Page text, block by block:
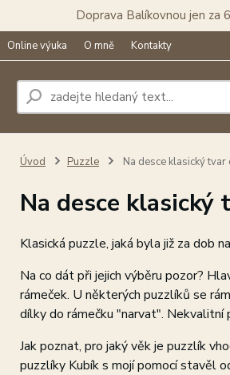
Doprava Balíkovnou jen za
Online výuka O mně Kontakty
Úvod Puzzle Na desce klasický tvar
Na desce klasický
Klasická puzzle, jaká byla již za dob
Na co dát při jejich výběru pozor?
rámeček. U některých puzzlíků se
dílky do rámečku "narvat". Nekvalitní
Jak poznat, pro jaký věk je puzzlík
puzzlíky Kubík s mojí pomocí stavěl